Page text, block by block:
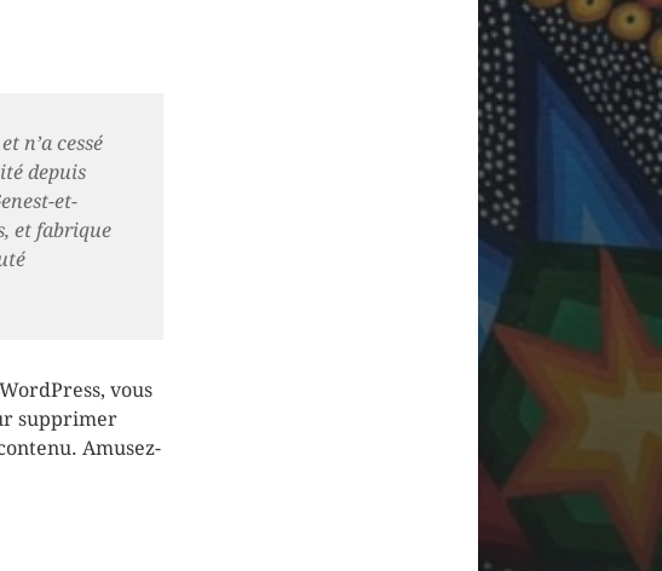
n’a cessé
depuis
et-
et fabrique
vous
supprimer
Amusez-